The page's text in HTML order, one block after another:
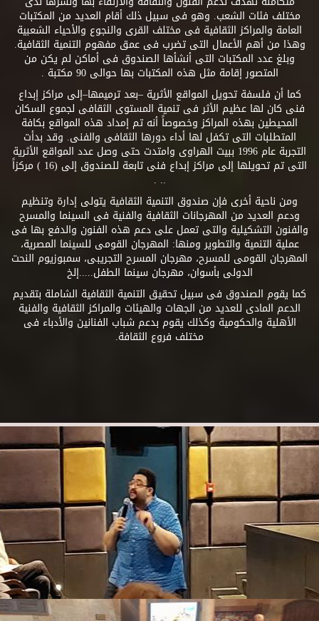
مختلف فئات الشعب. وهو فى سبيل ذلك أقام العديد من المكتبات
العامة والمراكز الثقافية فى مختلف القرى والنجوع والأحياء الشعبية
وهذا من أهم الأعمال التى تضرب فى عمق مفهوم التنمية الثقافية.
وبلغ عدد المكتبات التى أنشأها الصندوق فى أماكن لم يكن من
المتصور إقامة مثل هذه المكتبات بها حوالى 90 مكتبة .
كما أن فلسفة تحويل المواقع الأثرية –بعد ترميمها–إلى مراكز إبداع
فنى كان لها عظيم الأثر فى تنمية المستوى الثقافى لجموع السكان
المحيطين بهذه المراكز وخصوصاً أنه تم إمداد هذه المواقع بكافة
المتطلبات التى تكفل لها أداء دورها الثقافى والفنى. وقد بدأت
التجربة عام 1996 ببيت الهراوى وامتدت حتى وصل عدد المواقع الأثرية
التى تم تحويلها إلى مراكز إبداع فنى تابعة للصندوق إلى (16 ) مركزاً
.. .
ومن ناحية أخرى فإن صندوق التنمية الثقافية يتولى إدارة وتنظيم
ودعم العديد من المهرجانات الثقافية والفنية فى السينما والمسرح
والفنون التشكيلية والتى تعمل على دعم هذه الفنون والدفع بها فى
عملية التنمية والتطوير ومنها: المهرجان القومى للسينما المصرية،
المهرجان القومى للمسرح، مهرجان المسرح التجريبى، سمبوزيوم النحت
الدولى بأسوان، مهرجان سينما الطفل.....إلخ
كما يقوم الصندوق فى سبيل تحقيق التنمية الثقافية الشاملة بتقديم
الدعم المادى للعديد من الجهات والهيئات والمراكز الثقافية والفنية
الأهلية والحكومية وكذلك يقوم بدعم شباب الفنانين والأدباء فى
مختلف فروع الثقافة.